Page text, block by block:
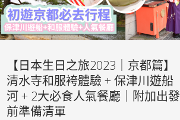
【日本生日之旅2023｜京都篇】
清水寺和服袴體驗 + 保津川遊船
河 + 2大必食人氣餐廳｜附加出發
前準備清單